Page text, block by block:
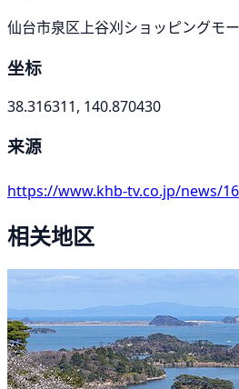
仙台市泉区上谷刈ショッピングモ
坐标
38.316311, 140.870430
来源
https://www.khb-tv.co.jp/news/
相关地区